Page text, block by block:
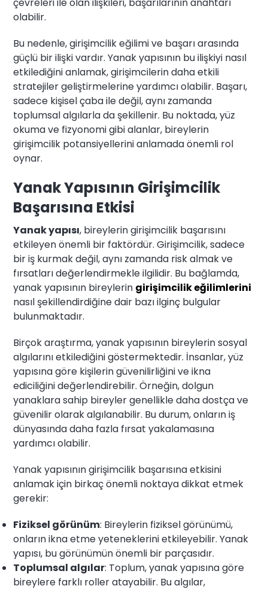
olabilir.
Bu nedenle, girişimcilik eğilimi ve başarı arasında
güçlü bir ilişki vardır. Yanak yapısının bu ilişkiyi nasıl
etkilediğini anlamak, girişimcilerin daha etkili
stratejiler geliştirmelerine yardımcı olabilir. Başarı,
sadece kişisel çaba ile değil, aynı zamanda
toplumsal algılarla da şekillenir. Bu noktada, yüz
okuma ve fizyonomi gibi alanlar, bireylerin
girişimcilik potansiyellerini anlamada önemli rol
oynar.
Yanak Yapısının Girişimcilik
Başarısına Etkisi
Yanak yapısı, bireylerin girişimcilik başarısını
etkileyen önemli bir faktördür. Girişimcilik, sadece
bir iş kurmak değil, aynı zamanda risk almak ve
fırsatları değerlendirmekle ilgilidir. Bu bağlamda,
yanak yapısının bireylerin girişimcilik eğilimlerini
nasıl şekillendirdiğine dair bazı ilginç bulgular
bulunmaktadır.
Birçok araştırma, yanak yapısının bireylerin sosyal
algılarını etkilediğini göstermektedir. İnsanlar, yüz
yapısına göre kişilerin güvenilirliğini ve ikna
ediciliğini değerlendirebilir. Örneğin, dolgun
yanaklara sahip bireyler genellikle daha dostça ve
güvenilir olarak algılanabilir. Bu durum, onların iş
dünyasında daha fazla fırsat yakalamasına
yardımcı olabilir.
Yanak yapısının girişimcilik başarısına etkisini
anlamak için birkaç önemli noktaya dikkat etmek
gerekir:
Fiziksel görünüm: Bireylerin fiziksel görünümü,
onların ikna etme yeteneklerini etkileyebilir. Yanak
yapısı, bu görünümün önemli bir parçasıdır.
Toplumsal algılar: Toplum, yanak yapısına göre
bireylere farklı roller atayabilir. Bu algılar,